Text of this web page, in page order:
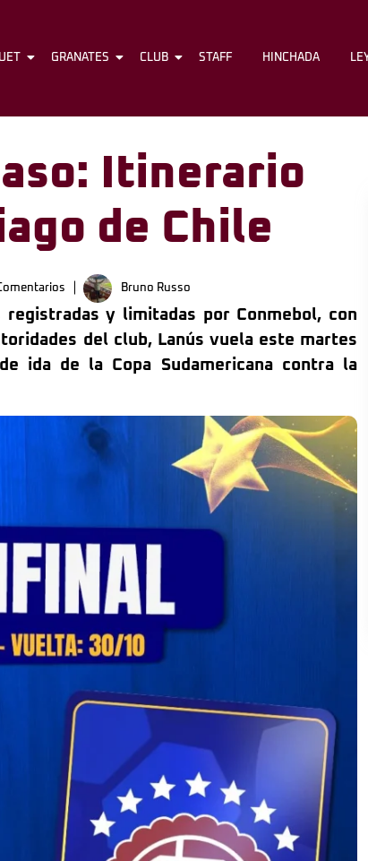
FÚTBOL BÁSQUET GRANATES CLUB STAFF
GRANATES CLUB STAFF HINCHADA
Itinerario
de Chile
Bruno Russo
y limitadas por Conmebol, con
del club, Lanús vuela este martes
ida de la Copa Sudamericana contra la